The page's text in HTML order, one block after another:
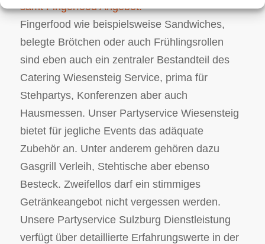
samt Fingerfood Angebot.
Fingerfood wie beispielsweise Sandwiches,
belegte Brötchen oder auch Frühlingsrollen
sind eben auch ein zentraler Bestandteil des
Catering Wiesensteig Service, prima für
Stehpartys, Konferenzen aber auch
Hausmessen. Unser Partyservice Wiesensteig
bietet für jegliche Events das adäquate
Zubehör an. Unter anderem gehören dazu
Gasgrill Verleih, Stehtische aber ebenso
Besteck. Zweifellos darf ein stimmiges
Getränkeangebot nicht vergessen werden.
Unsere Partyservice Sulzburg Dienstleistung
verfügt über detaillierte Erfahrungswerte in der